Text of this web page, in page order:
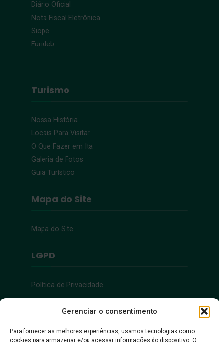
Gerenciar o consentimento
Para fornecer as melhores experiências, usamos tecnologias como
cookies para armazenar e/ou acessar informações do dispositivo. O
Diário Oficial
Nota Fiscal Eletrônica
Siope
Fundeb
Turismo
Nossa História
Locais Para Visitar
O Que Fazer em Ita
Galeria de Fotos
Guia Turístico
Mapa do Site
Mapa do Site
LGPD
Política de Privacidade
Acessibilidade